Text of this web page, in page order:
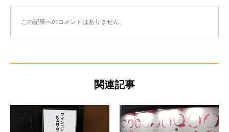
この記事へのコメントはありません。
関連記事